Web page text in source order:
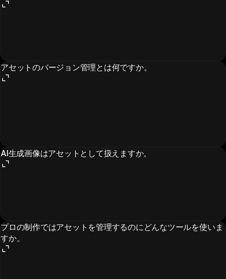
アセットのバージョン管理とは何ですか。
AI生成画像はアセットとして扱えますか。
プロの制作ではアセットを管理するのにどんなツールを使いま
すか。